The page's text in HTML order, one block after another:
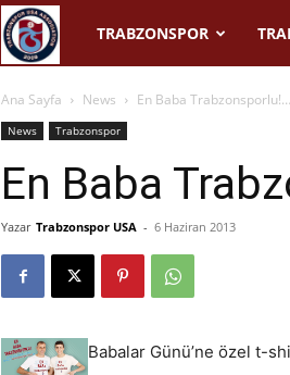
Trabzonspor
USA
TRABZONSPOR
Ana Sayfa News En Baba Trabzonsporlu!…
News Trabzonspor
En Baba
Yazar Trabzonspor USA - 6 Haziran 2013
Babalar Günü’ne özel t-